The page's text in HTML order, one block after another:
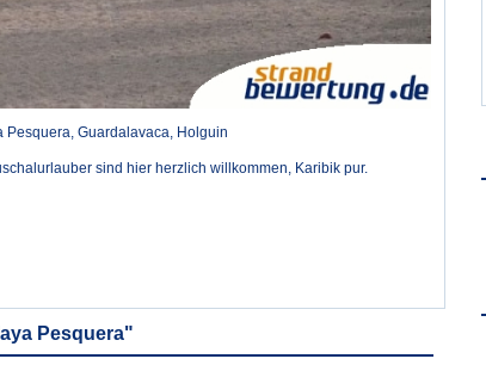
Pesquera, Guardalavaca, Holguin
sind hier herzlich willkommen, Karibik pur.
Pesquera"